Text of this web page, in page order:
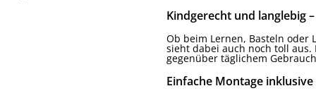
Kindgerecht und langlebig
Ob beim Lernen, Basteln oder
sieht dabei auch noch toll
gegenüber täglichem
Einfache Montage